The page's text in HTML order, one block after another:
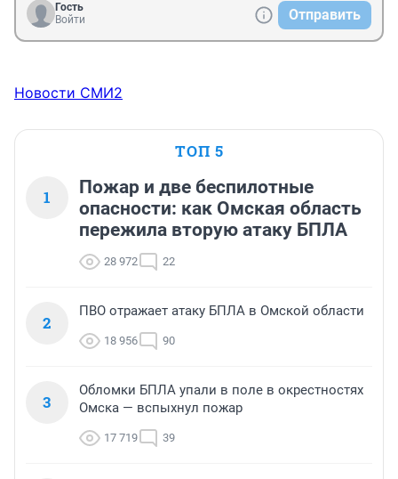
Гость
Войти
Отправить
Новости СМИ2
ТОП 5
1
Пожар и две беспилотные
опасности: как Омская область
пережила вторую атаку БПЛА
28 972 22
2
ПВО отражает атаку БПЛА в Омской области
18 956 90
3
Обломки БПЛА упали в поле в окрестностях
Омска — вспыхнул пожар
17 719 39